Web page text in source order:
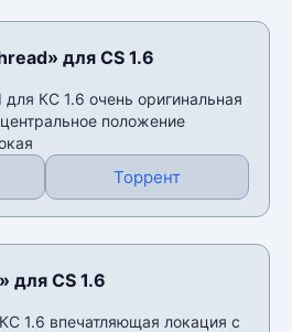
для CS 1.6
КС 1.6 очень оригинальная
положение
Торрент
для CS 1.6
1.6 впечатляющая локация с